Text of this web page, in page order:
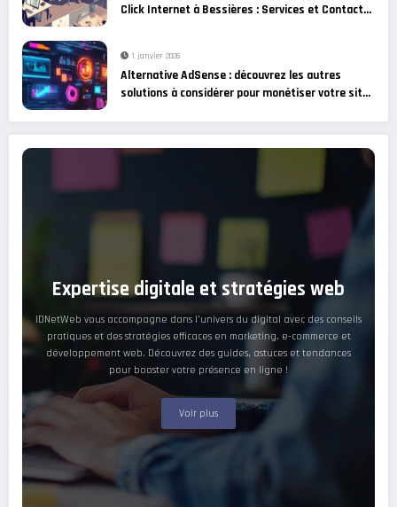
Click Internet à Bessières : Services et Contact
1 janvier 2026
Alternative AdSense : découvrez les autres
solutions à considérer pour monétiser votre site
Expertise digitale et stratégies web
IDNetWeb vous accompagne dans l’univers du digital avec des conseils
pratiques et des stratégies efficaces en marketing, e-commerce et
développement web. Découvrez des guides, astuces et tendances
pour booster votre présence en ligne !
Voir plus